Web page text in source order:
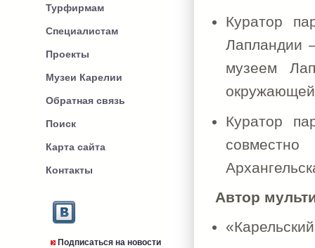
Турфирмам
Специалистам
Проекты
Музеи Карелии
Обратная связь
Поиск
Карта сайта
Контакты
Подписаться на новости
Куратор
Лапландии
музеем
Куратор
Автор